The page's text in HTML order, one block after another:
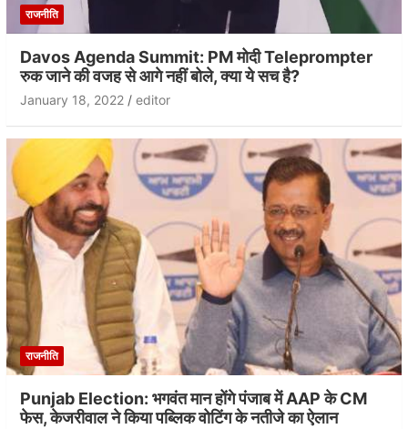
राजनीति
Davos Agenda Summit: PM मोदी Teleprompter
रुक जाने की वजह से आगे नहीं बोले, क्या ये सच है?
January 18, 2022 editor
राजनीति
Punjab Election: भगवंत मान होंगे पंजाब में AAP के CM
फेस, केजरीवाल ने किया पब्लिक वोटिंग के नतीजे का ऐलान